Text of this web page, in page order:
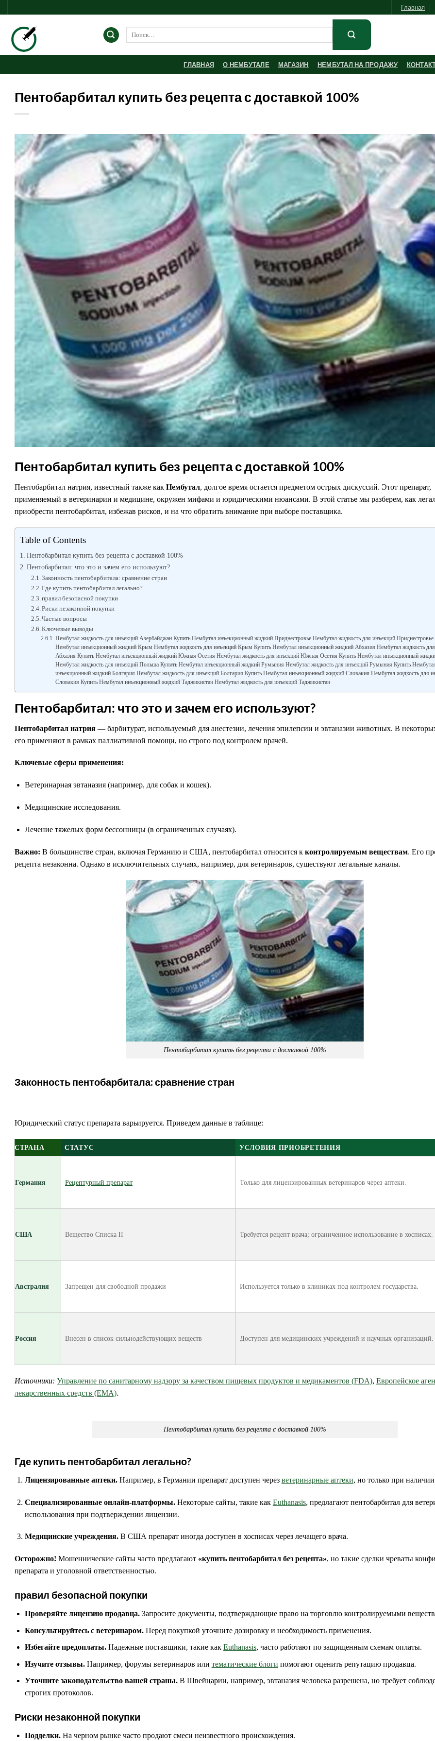
content
Главная
ГЛАВНАЯ О НЕМБУТАЛЕ МАГАЗИН НЕМБУТАЛ НА ПРОДАЖУ
Пентобарбитал купить без рецепта с доставкой 100%
Пентобарбитал купить без рецепта с доставкой 100%
Пентобарбитал натрия, известный также как Нембутал, долгое время остается предметом острых дискуссий. Этот препарат,
применяемый в ветеринарии и медицине, окружен мифами и юридическими нюансами. В этой статье мы разберем, как
приобрести пентобарбитал, избежав рисков, и на что обратить внимание при выборе поставщика.
Table of Contents
Пентобарбитал купить без рецепта с доставкой 100%
Пентобарбитал: что это и зачем его используют?
Законность пентобарбитала: сравнение стран
Где купить пентобарбитал легально?
правил безопасной покупки
Риски незаконной покупки
Частые вопросы
Ключевые выводы
Нембутал жидкость для инъекций Азербайджан Купить Нембутал инъекционный жидкий Приднестровье Нембутал жидкость для инъекций Приднестровье
Нембутал инъекционный жидкий Крым Нембутал жидкость для инъекций Крым Купить Нембутал инъекционный жидкий Абхазия Нембутал жидкость
Абхазия Купить Нембутал инъекционный жидкий Южная Осетия Нембутал жидкость для инъекций Южная Осетия Купить Нембутал инъекционный
Нембутал жидкость для инъекций Польша Купить Нембутал инъекционный жидкий Румыния Нембутал жидкость для инъекций Румыния Купить
инъекционный жидкий Болгария Нембутал жидкость для инъекций Болгария Купить Нембутал инъекционный жидкий Словакия Нембутал жидкость для
Словакия Купить Нембутал инъекционный жидкий Таджикистан Нембутал жидкость для инъекций Таджикистан
Пентобарбитал: что это и зачем его используют?
Пентобарбитал натрия — барбитурат, используемый для анестезии, лечения эпилепсии и эвтаназии животных. В
его применяют в рамках паллиативной помощи, но строго под контролем врачей.
Ключевые сферы применения:
Ветеринарная эвтаназия (например, для собак и кошек).
Медицинские исследования.
Лечение тяжелых форм бессонницы (в ограниченных случаях).
Важно: В большинстве стран, включая Германию и США, пентобарбитал относится к контролируемым веществам. Его
рецепта незаконна. Однако в исключительных случаях, например, для ветеринаров, существуют легальные каналы.
Пентобарбитал купить без рецепта с доставкой 100%
Законность пентобарбитала: сравнение стран
Юридический статус препарата варьируется. Приведем данные в таблице:
СТРАНА СТАТУС УСЛОВИЯ ПРИОБРЕТЕНИЯ
Германия Рецептурный препарат Только для лицензированных ветеринаров через аптеки.
США Вещество Списка II Требуется рецепт врача; ограниченное использование в хосписах.
Австралия Запрещен для свободной продажи Используется только в клиниках под контролем государства.
Россия Внесен в список сильнодействующих веществ Доступен для медицинских учреждений и научных организаций.
Источники: Управление по санитарному надзору за качеством пищевых продуктов и медикаментов (FDA), Европейское
лекарственных средств (EMA).
Пентобарбитал купить без рецепта с доставкой 100%
Где купить пентобарбитал легально?
Лицензированные аптеки.Например, в Германии препарат доступен через ветеринарные аптеки, но только при
Специализированные онлайн-платформы.Некоторые сайты, такие как Euthanasis, предлагают пентобарбитал для
использования при подтверждении лицензии.
Медицинские учреждения.В США препарат иногда доступен в хосписах через лечащего врача.
Осторожно! Мошеннические сайты часто предлагают «купить пентобарбитал без рецепта», но такие сделки чреваты
препарата и уголовной ответственностью.
правил безопасной покупки
Проверяйте лицензию продавца.Запросите документы, подтверждающие право на торговлю контролируемыми
Консультируйтесь с ветеринаром.Перед покупкой уточните дозировку и необходимость применения.
Избегайте предоплаты.Надежные поставщики, такие как Euthanasis, часто работают по защищенным схемам оплаты.
Изучите отзывы.Например, форумы ветеринаров или тематические блоги помогают оценить репутацию продавца.
Уточните законодательство вашей страны.В Швейцарии, например, эвтаназия человека разрешена, но требует
строгих протоколов.
Риски незаконной покупки
Подделки.На черном рынке часто продают смеси неизвестного происхождения.